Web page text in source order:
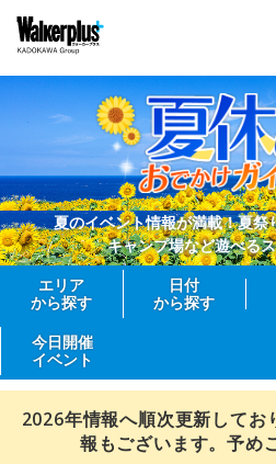
夏のイベント情報が満載！夏祭
キャンプ場など遊べる
エリア
から探す
日付
から探す
今日開催
イベント
2026年情報へ順次更新してお
報もございます。予め